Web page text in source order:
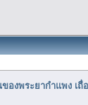
งพระยากำแพง เถื่อ